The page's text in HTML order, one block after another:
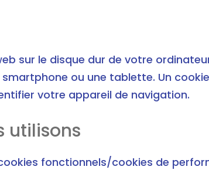
sur le disque dur de votre
ou une tablette. Un
votre appareil de navigation.
utilisons
fonctionnels/cookies de